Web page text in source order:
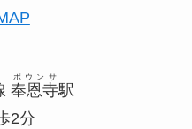
奉恩寺
ポウンサ
駅
2分